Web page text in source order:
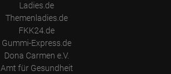
Ladies.de
Themenladies.de
FKK24.de
Gummi-Express.de
Dona Carmen e.V.
Amt für Gesundheit